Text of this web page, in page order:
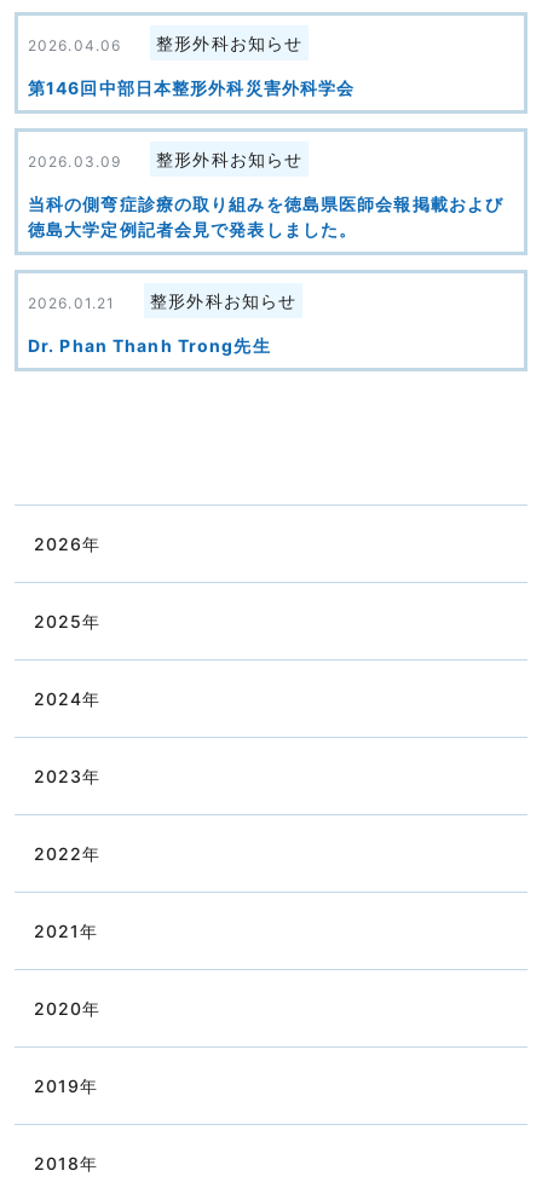
2026.04.06 整形外科お知らせ
第146回中部日本整形外科災害外科学会
2026.03.09 整形外科お知らせ
当科の側弯症診療の取り組みを徳島県医師会報掲載および
徳島大学定例記者会見で発表しました。
2026.01.21 整形外科お知らせ
Dr. Phan Thanh Trong先生
2026年
2025年
2024年
2023年
2022年
2021年
2020年
2019年
2018年